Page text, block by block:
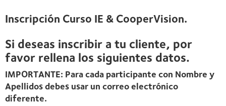
Inscripción Curso IE & CooperVision.
Si deseas inscribir a tu cliente, por
favor rellena los siguientes datos.
IMPORTANTE: Para cada participante con Nombre y
Apellidos debes usar un correo electrónico
diferente.